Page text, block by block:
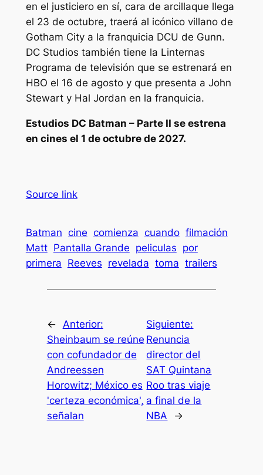
en el justiciero en sí, cara de arcillaque llega
el 23 de octubre, traerá al icónico villano de
Gotham City a la franquicia DCU de Gunn.
DC Studios también tiene la Linternas
Programa de televisión que se estrenará en
HBO el 16 de agosto y que presenta a John
Stewart y Hal Jordan en la franquicia.
Estudios DC Batman – Parte II se estrena
en cines el 1 de octubre de 2027.
Source link
Batman cine comienza cuando filmación
Matt Pantalla Grande peliculas por
primera Reeves revelada toma trailers
←
Anterior:
Sheinbaum se reúne
con cofundador de
Andreessen
Horowitz; México es
'certeza económica',
señalan
Siguiente:
Renuncia
director del
SAT Quintana
Roo tras viaje
a final de la
NBA
→